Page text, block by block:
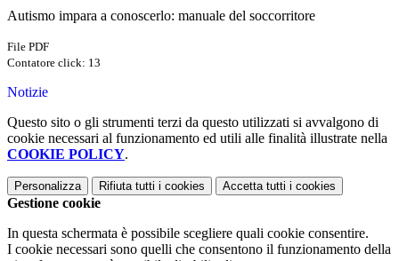
Autismo impara a conoscerlo: manuale del soccorritore
File PDF
Contatore click: 13
Notizie
Questo sito o gli strumenti terzi da questo utilizzati si avvalgono di
cookie necessari al funzionamento ed utili alle finalità illustrate nella
COOKIE POLICY.
Personalizza Rifiuta tutti i cookies Accetta tutti i cookies
Gestione cookie
In questa schermata è possibile scegliere quali cookie consentire.
I cookie necessari sono quelli che consentono il funzionamento della